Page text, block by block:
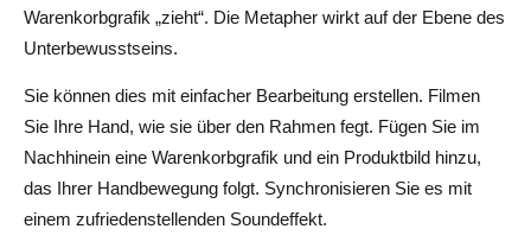
Warenkorbgrafik „zieht“. Die Metapher wirkt auf der Ebene des
Unterbewusstseins.
Sie können dies mit einfacher Bearbeitung erstellen. Filmen
Sie Ihre Hand, wie sie über den Rahmen fegt. Fügen Sie im
Nachhinein eine Warenkorbgrafik und ein Produktbild hinzu,
das Ihrer Handbewegung folgt. Synchronisieren Sie es mit
einem zufriedenstellenden Soundeffekt.